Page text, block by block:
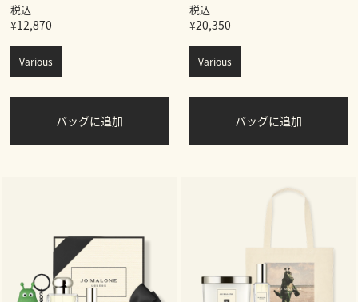
税込
¥12,870
Various
バッグに追加
税込
¥20,350
Various
バッグに追加